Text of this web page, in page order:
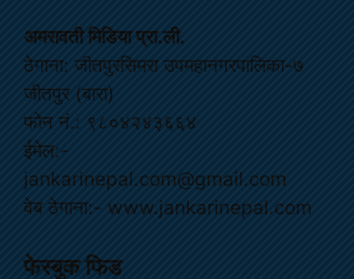
अमरावती मिडिया प्रा.ली.
ठेगाना: जीतपुरसिमरा उपमहानगरपालिका-७
जीतपुर (बारा)
फोन नं.: ९८०४२४३६६४
ईमेल:-
jankarinepal.com@gmail.com
वेब ठेगाना:- www.jankarinepal.com
फेस्बुक फिड